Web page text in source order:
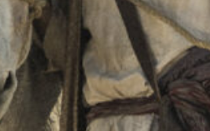
die
Beendet